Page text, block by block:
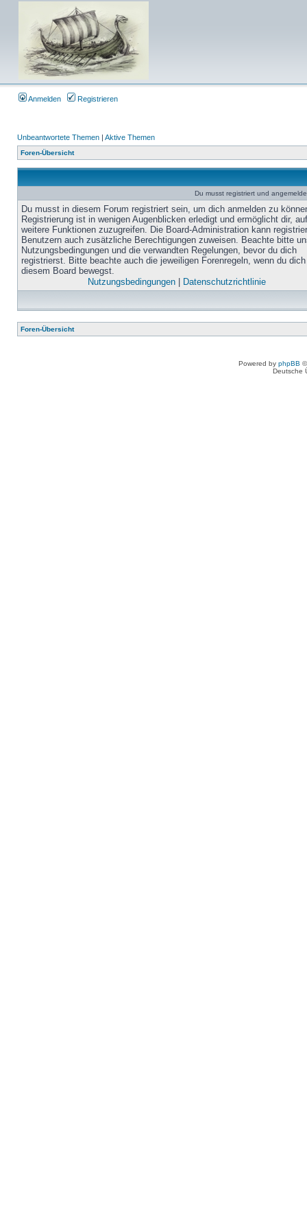
Anmelden Registrieren
Unbeantwortete Themen | Aktive Themen
Foren-Übersicht
Du musst registriert und
Du musst in diesem Forum registriert sein, um dich anmelden zu
Registrierung ist in wenigen Augenblicken erledigt und ermöglicht dir, auf
weitere Funktionen zuzugreifen. Die Board-Administration kann
Benutzern auch zusätzliche Berechtigungen zuweisen. Beachte bitte
Nutzungsbedingungen und die verwandten Regelungen, bevor du dich
registrierst. Bitte beachte auch die jeweiligen Forenregeln, wenn du
diesem Board bewegst.
Nutzungsbedingungen| Datenschutzrichtlinie
Foren-Übersicht
Powered by phpBB
Deutsche